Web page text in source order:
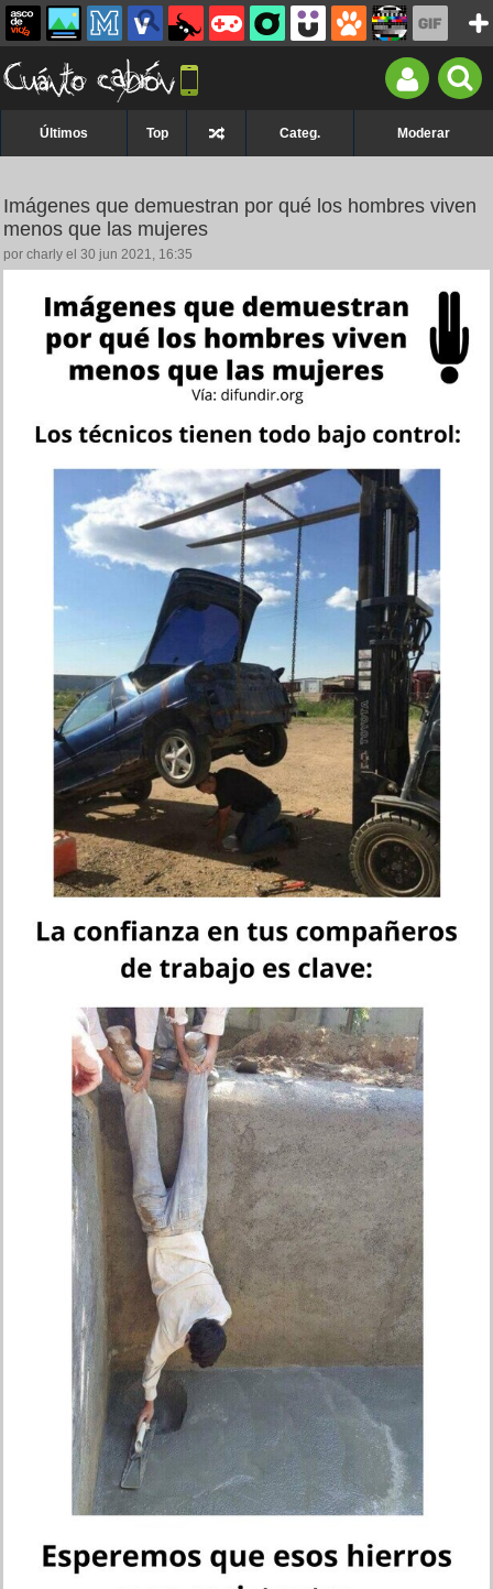
Últimos Top Categ. Moderar
Imágenes que demuestran por qué los hombres viven
menos que las mujeres
por charly el 30 jun 2021, 16:35